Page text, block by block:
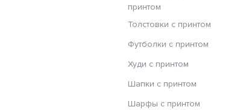
принтом
Толстовки с принтом
Футболки с принтом
Худи с принтом
Шапки с принтом
Шарфы с принтом